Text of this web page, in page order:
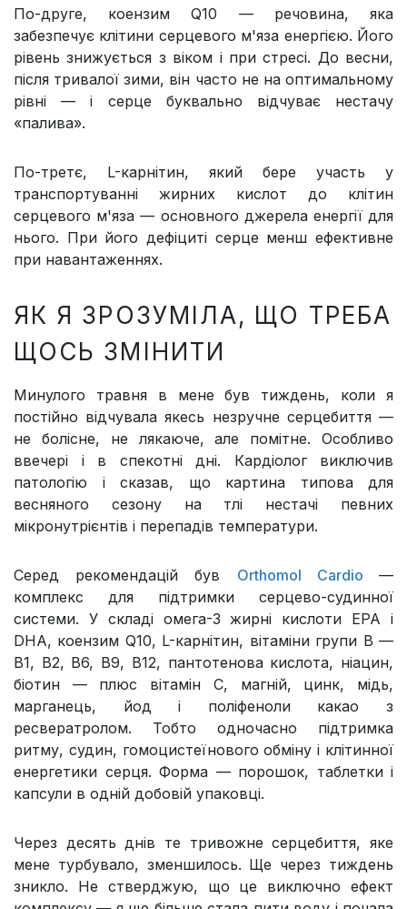
По-друге, коензим Q10 — речовина, яка
забезпечує клітини серцевого м'яза енергією. Його
рівень знижується з віком і при стресі. До весни,
після тривалої зими, він часто не на оптимальному
рівні — і серце буквально відчуває нестачу
«палива».
По-третє, L-карнітин, який бере участь у
транспортуванні жирних кислот до клітин
серцевого м'яза — основного джерела енергії для
нього. При його дефіциті серце менш ефективне
при навантаженнях.
ЯК Я ЗРОЗУМІЛА, ЩО ТРЕБА
ЩОСЬ ЗМІНИТИ
Минулого травня в мене був тиждень, коли я
постійно відчувала якесь незручне серцебиття —
не болісне, не лякаюче, але помітне. Особливо
ввечері і в спекотні дні. Кардіолог виключив
патологію і сказав, що картина типова для
весняного сезону на тлі нестачі певних
мікронутрієнтів і перепадів температури.
Серед рекомендацій був Orthomol Cardio—
комплекс для підтримки серцево-судинної
системи. У складі омега-3 жирні кислоти EPA і
DHA, коензим Q10, L-карнітин, вітаміни групи В —
В1, В2, В6, В9, В12, пантотенова кислота, ніацин,
біотин — плюс вітамін С, магній, цинк, мідь,
марганець, йод і поліфеноли какао з
ресвератролом. Тобто одночасно підтримка
ритму, судин, гомоцистеїнового обміну і клітинної
енергетики серця. Форма — порошок, таблетки і
капсули в одній добовій упаковці.
Через десять днів те тривожне серцебиття, яке
мене турбувало, зменшилось. Ще через тиждень
зникло. Не стверджую, що це виключно ефект